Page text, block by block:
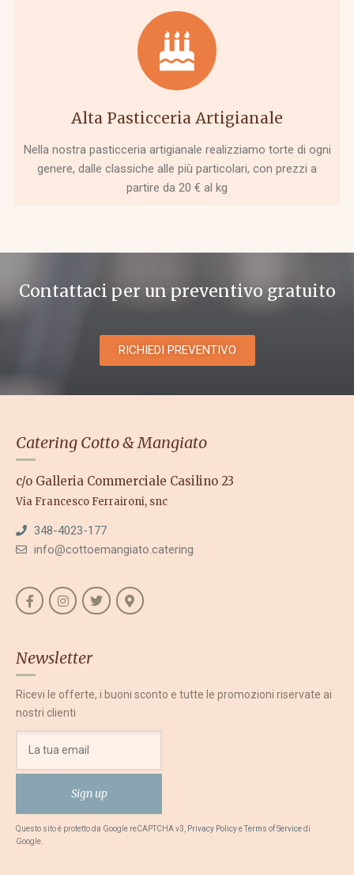
Alta Pasticceria Artigianale
Nella nostra pasticceria artigianale realizziamo torte di ogni
genere, dalle classiche alle più particolari, con prezzi a
partire da 20 € al kg
Contattaci per un preventivo gratuito
RICHIEDI PREVENTIVO
Catering Cotto & Mangiato
c/o Galleria Commerciale Casilino 23
Via Francesco Ferraironi, snc
348-4023-177
info@cottoemangiato.catering
Newsletter
Ricevi le offerte, i buoni sconto e tutte le promozioni riservate ai
nostri clienti
Questo sito è protetto da Google reCAPTCHA v3, Privacy Policye Terms of Servicedi
Google.